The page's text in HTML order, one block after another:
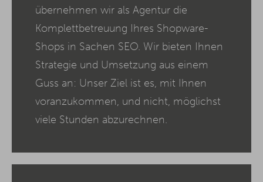
übernehmen wir als Agentur die
Komplettbetreuung Ihres Shopware-
Shops in Sachen SEO. Wir bieten Ihnen
Strategie und Umsetzung aus einem
Guss an: Unser Ziel ist es, mit Ihnen
voranzukommen, und nicht, möglichst
viele Stunden abzurechnen.